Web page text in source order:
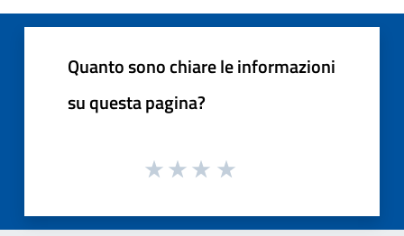
Quanto sono chiare le informazioni
su questa pagina?